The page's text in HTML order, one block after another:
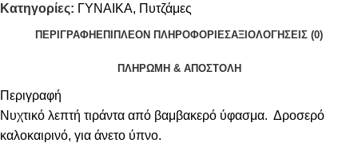
Κατηγορίες: ΓΥΝΑΙΚΑ, Πυτζάμες
ΠΕΡΙΓΡΑΦΉ ΕΠΙΠΛΈΟΝ ΠΛΗΡΟΦΟΡΊΕΣΑΞΙΟΛΟΓΉΣΕΙΣ (0)
ΠΛΗΡΩΜΗ & ΑΠΟΣΤΟΛΗ
Περιγραφή
Νυχτικό λεπτή τιράντα από βαμβακερό ύφασμα. Δροσερό
καλοκαιρινό, για άνετο ύπνο.